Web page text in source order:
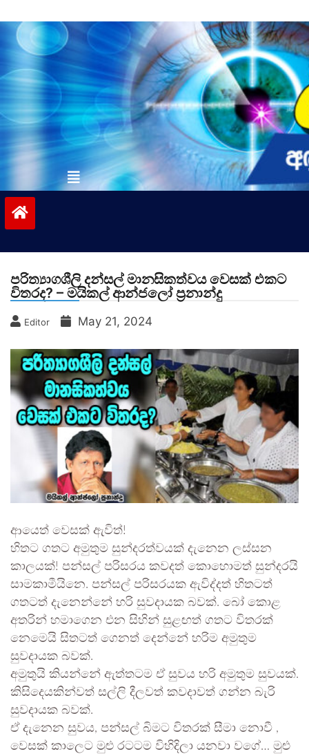
to
contentvinivida.lk
පරිත්‍යාගශීලි දන්සල් මානසිකත්වය වෙසක් එකට
විතරද? – මයිකල් ආන්ජලෝ ප්‍රනාන්දු
Editor May 21, 2024
ආයෙත් වෙසක් ඇවිත්!
හිතට ගතට අමුතුම සුන්දරත්වයක් දැනෙන ලස්සන
කාලයක්! පන්සල් පරිසරය කවදත් කොහොමත් සුන්දරයි
සාමකාමීයිනෙ. පන්සල් පරිසරයක ඇවිද්දත් හිතටත්
ගතටත් දැනෙන්නේ හරි සුවදායක බවක්. බෝ කොළ
අතරින් හමාගෙන එන සිහින් සුළඟත් ගතට විතරක්
නෙමෙයි සිතටත් ගෙනත් දෙන්නේ හරිම අමුතුම
සුවදායක බවක්.
අමුතුයි කියන්නේ ඇත්තටම ඒ සුවය හරි අමුතුම සුවයක්.
කිසිදෙයකින්වත් සල්ලි දීලවත් කවදාවත් ගන්න බැරි
සුවදායක බවක්.
ඒ දැනෙන සුවය, පන්සල් බිමට විතරක් සීමා නොවී ,
වෙසක් කාලෙට මුළු රටටම විහිදිලා යනවා වගේ… මුළු